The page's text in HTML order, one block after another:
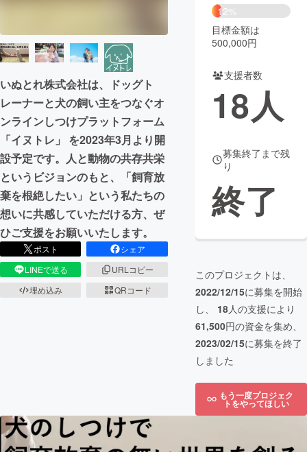
CAMPFIRE for Social Good
CAMPFIRE Creation
CAMPFIREふるさと納税
コミュニティ
いぬとれ株式会社は、ドッグト
レーナーと犬の飼い主をつなぐオ
ンラインしつけ​プラットフォーム
「イヌトレ」 を2023年3月より開
設予定です。人と動物の共存共栄
というビジョンのもと、「飼育放
棄を根絶したい」という私たちの
想いに共感していただける方、ぜ
ひご支援をお願いいたします。
ポスト
シェア
LINEで送る
URLコピー
埋め込み
QRコード
12%
目標金額は
500,000円
支援者数
18人
募集終了まで残
り
終了
このプロジェクトは、
2022/12/15に募集を開始
し、 18人の支援により
61,500円の資金を集め、
2023/02/15に募集を終了
しました
もう一度プロジェク
トをやってほしい